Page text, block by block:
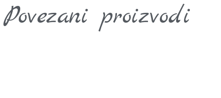
Povezani proizvodi